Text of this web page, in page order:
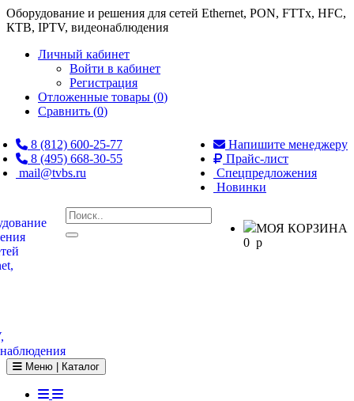
Оборудование и решения для сетей Ethernet, PON, FTTx, HFC,
КТВ, IPTV, видеонаблюдения
Личный кабинет
Войти в кабинет
Регистрация
Отложенные товары (0)
Сравнить (0)
8 (812) 600-25-77
8 (495) 668-30-55
mail@tvbs.ru
Напишите менеджеру
Прайс-лист
Спецпредложения
Новинки
МОЯ КОРЗИНА
0 p
Toggle navigation
Меню | Каталог